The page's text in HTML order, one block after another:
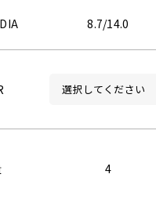
8.7/14.0
4